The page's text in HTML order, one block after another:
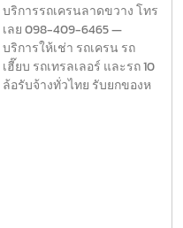
บริการรถเครนลาดขวาง โทร
เลย 098-409-6465 —
บริการให้เช่า รถเครน รถ
เฮี๊ยบ รถเทรลเลอร์ และรถ 10
ล้อรับจ้างทั่วไทย รับยกของห